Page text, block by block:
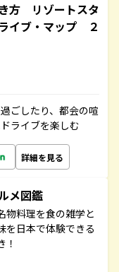
方 リゾートスタ
ブ・マップ ２
ごしたり、都会の喧
ライブを楽しむ
詳細を見る
メ図鑑
物料理を食の雑学と
日本で体験できる
！